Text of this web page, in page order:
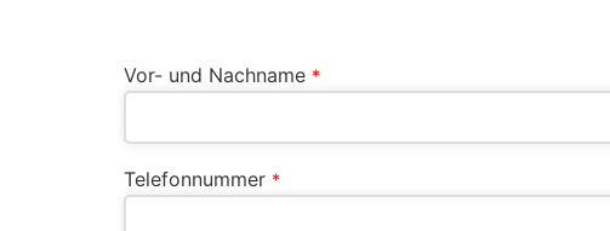
Vor- und Nachname *
Telefonnummer *